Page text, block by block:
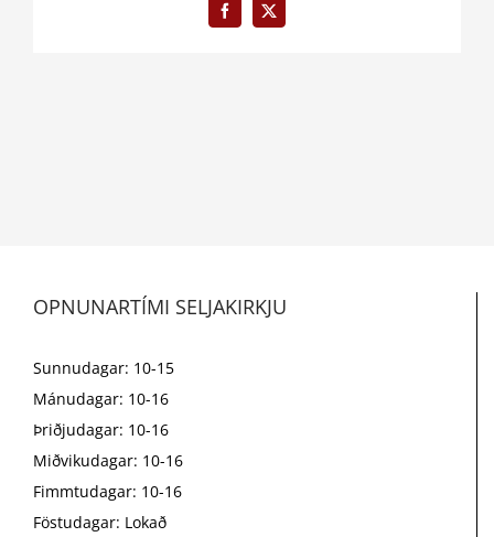
Facebook
X
OPNUNARTÍMI SELJAKIRKJU
Sunnudagar: 10-15
Mánudagar: 10-16
Þriðjudagar: 10-16
Miðvikudagar: 10-16
Fimmtudagar: 10-16
Föstudagar: Lokað